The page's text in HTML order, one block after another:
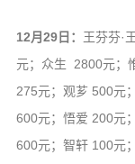
12月29日： 王芬芬·
元；众生 2800元；
275元；观芗 500元
600元；悟爱 200元
600元；智轩 100元